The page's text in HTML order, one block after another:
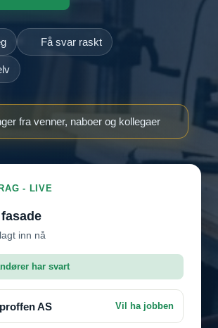
Få svar raskt
fra venner, naboer og kollegaer
- LIVE
inn nå
har svart
AS Vil ha jobben